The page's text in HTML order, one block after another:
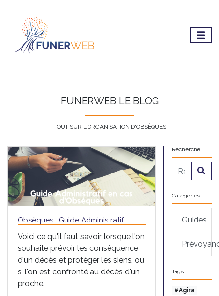
FUNERWEB LE BLOG
TOUT SUR L'ORGANISATION D'OBSÈQUES
Obsèques : Guide Administratif
Voici ce qu'il faut savoir lorsque l'on
souhaite prévoir les conséquence
d'un décès et protéger les siens, ou
si l'on est confronté au décès d'un
proche.
Recherche
Catégories
Guides
Tags
#Agira